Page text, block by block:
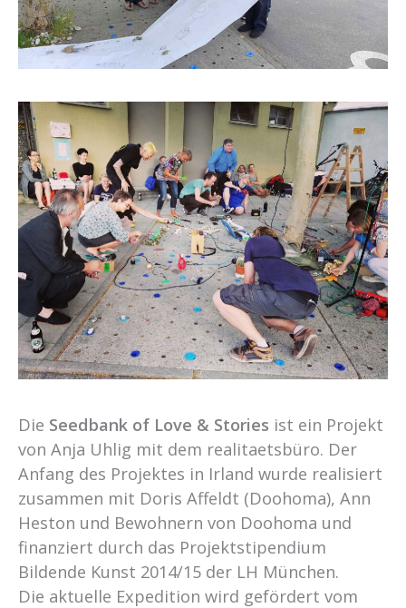
Die Seedbank of Love & Stories ist ein Projekt
von Anja Uhlig mit dem realitaetsbüro. Der
Anfang des Projektes in Irland wurde realisiert
zusammen mit Doris Affeldt (Doohoma), Ann
Heston und Bewohnern von Doohoma und
finanziert durch das Projektstipendium
Bildende Kunst 2014/15 der LH München.
Die aktuelle Expedition wird gefördert vom